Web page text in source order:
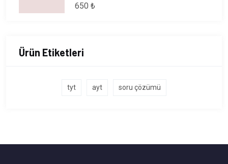
650 ₺
Ürün Etiketleri
tyt ayt soru çözümü